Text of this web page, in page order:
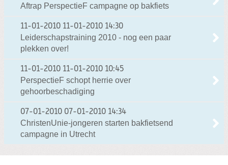
Aftrap PerspectieF campagne op bakfiets
11-01-2010 11-01-2010 14:30
Leiderschapstraining 2010 - nog een paar
plekken over!
11-01-2010 11-01-2010 10:45
PerspectieF schopt herrie over
gehoorbeschadiging
07-01-2010 07-01-2010 14:34
ChristenUnie-jongeren starten bakfietsend
campagne in Utrecht